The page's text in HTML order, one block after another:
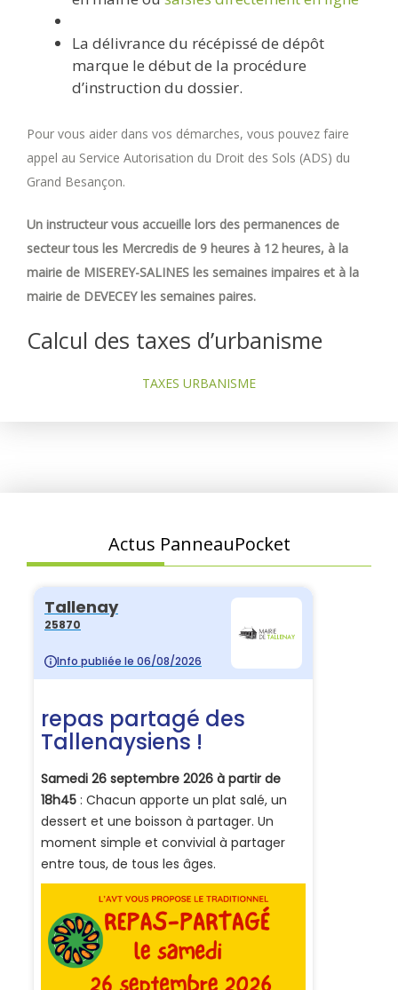
La délivrance du récépissé de dépôt
marque le début de la procédure
d’instruction du dossier.
Pour vous aider dans vos démarches, vous pouvez faire
appel au Service Autorisation du Droit des Sols (ADS) du
Grand Besançon.
Un instructeur vous accueille lors des permanences de
secteur tous les Mercredis de 9 heures à 12 heures, à la
mairie de MISEREY-SALINES les semaines impaires et à la
mairie de DEVECEY les semaines paires.
Calcul des taxes d’urbanisme
TAXES URBANISME
Actus PanneauPocket